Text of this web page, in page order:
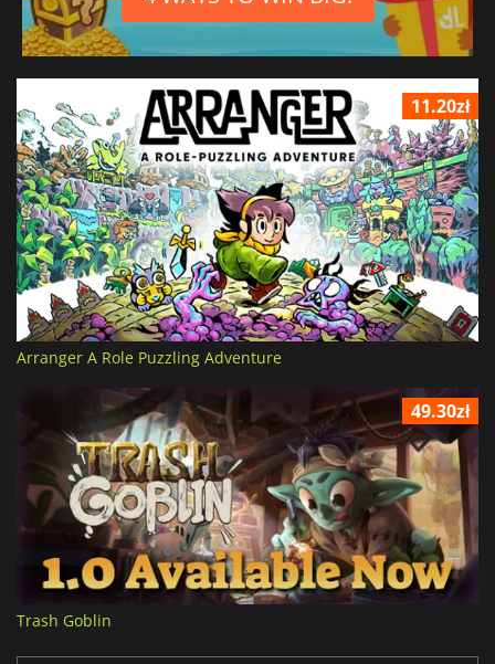
11.20zł
Arranger A Role Puzzling Adventure
49.30zł
Trash Goblin